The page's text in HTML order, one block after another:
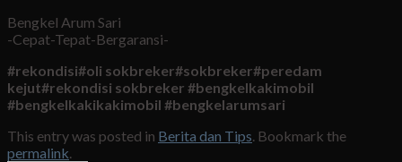
Bengkel Arum Sari
-Cepat-Tepat-Bergaransi-
#rekondisi#oli sokbreker#sokbreker#peredam
kejut#rekondisi sokbreker #bengkelkakimobil
#bengkelkakikakimobil #bengkelarumsari
This entry was posted in Berita dan Tips . Bookmark the
permalink